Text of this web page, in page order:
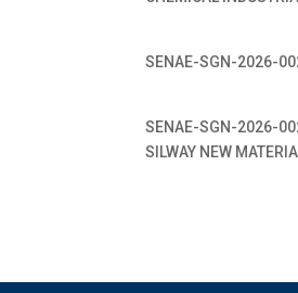
SENAE-SGN-2026-
SENAE-SGN-2026-
SILWAY NEW